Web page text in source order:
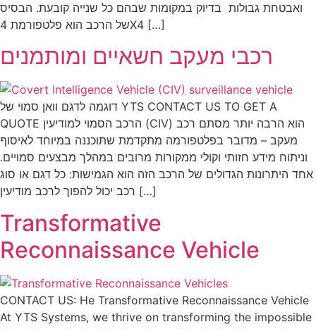
ואבטחת גבולות בדיוק במקומות שבהם כל שנייה קובעת. הבסיס
של הרכב הוא פלטפורמת 4X4 […]
רכבי מעקב חשאיים ומותמנים
דוגמה לדגם וואן סמוי של YTS CONTACT US TO GET A
QUOTE הרכב הסמוי למודיעין (CIV) הוא הרבה יותר מסתם רכב
מעקב – מדובר בפלטפורמה מתקדמת שתוכננה במיוחד לאיסוף
וניתוח מידע חזותי וקולי ממקורות מרובים במהלך מבצעים סמויים.
אחד היתרונות הגדולים של הרכב הזה הוא הגמישות: כל דגם או סוג
רכב יכול להפוך לרכב מודיעין […]
Transformative
Reconnaissance Vehicle
CONTACT US: He Transformative Reconnaissance Vehicle
At YTS Systems, we thrive on transforming the impossible